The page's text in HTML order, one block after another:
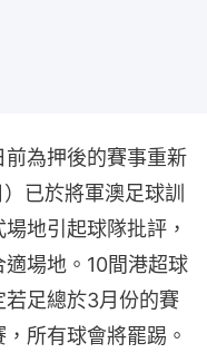
為押後的賽事重新
已於將軍澳足球訓
地引起球隊批評，
場地。10間港超球
足總於3月份的賽
所有球會將罷踢。